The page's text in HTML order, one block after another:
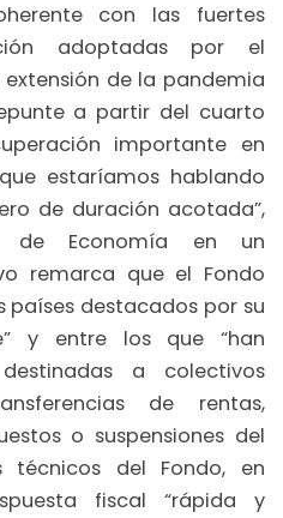
con las fuertes
adoptadas por el
de la pandemia
a partir del cuarto
importante en
estaríamos hablando
de duración acotada”,
de Economía en un
remarca que el Fondo
países destacados por su
y entre los que “han
a colectivos
de rentas,
o suspensiones del
técnicos del Fondo, en
fiscal “rápida y